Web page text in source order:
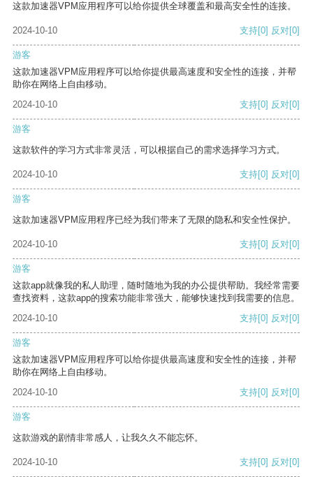
这款加速器VPM应用程序可以给你提供全球覆盖和最高安全性的连接。
2024-10-10 支持[0] 反对[0]
游客
这款加速器VPM应用程序可以给你提供最高速度和安全性的连接，并帮
助你在网络上自由移动。
2024-10-10
支持[0] 反对[0]
游客
这款软件的学习方式非常灵活，可以根据自己的需求选择学习方式。
2024-10-10 支持[0] 反对[0]
游客
这款加速器VPM应用程序已经为我们带来了无限的隐私和安全性保护。
2024-10-10 支持[0] 反对[0]
游客
这款app就像我的私人助理，随时随地为我的办公提供帮助。我经常需要
查找资料，这款app的搜索功能非常强大，能够快速找到我需要的信息。
2024-10-10
支持[0] 反对[0]
游客
这款加速器VPM应用程序可以给你提供最高速度和安全性的连接，并帮
助你在网络上自由移动。
2024-10-10
支持[0] 反对[0]
游客
这款游戏的剧情非常感人，让我久久不能忘怀。
2024-10-10 支持[0] 反对[0]